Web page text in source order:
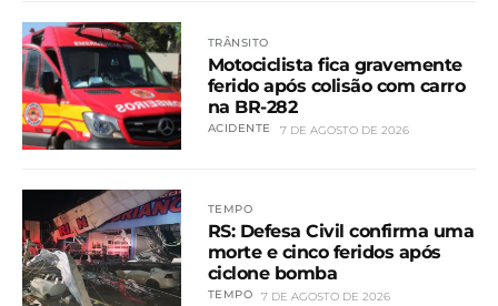
TRÂNSITO
Motociclista fica gravemente
ferido após colisão com carro
na BR-282
ACIDENTE 7 DE AGOSTO DE 2026
TEMPO
RS: Defesa Civil confirma uma
morte e cinco feridos após
ciclone bomba
TEMPO 7 DE AGOSTO DE 2026